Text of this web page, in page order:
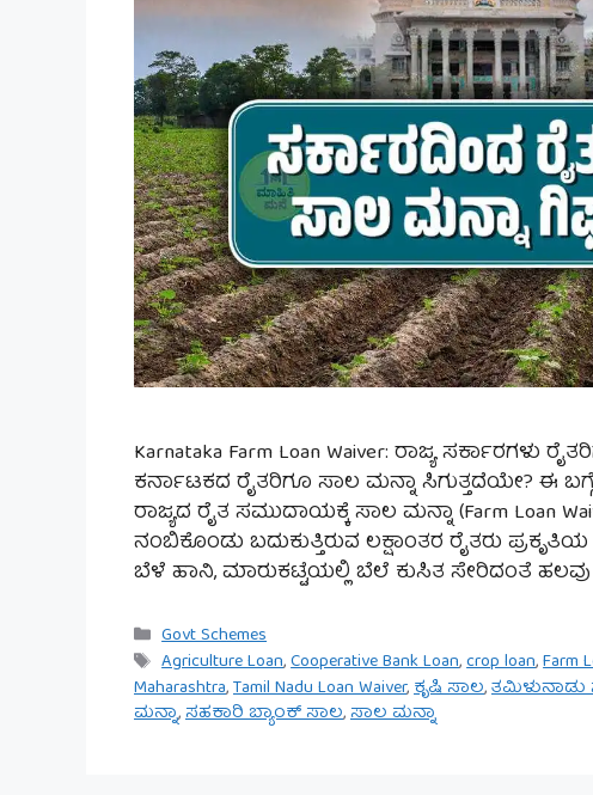
Karnataka Farm Loan Waiver: ರಾಜ್ಯ
ಕರ್ನಾಟಕದ ರೈತರಿಗೂ ಸಾಲ ಮನ್ನಾ ಸಿಗುತ್ತದೆಯೇ? ಈ
ರಾಜ್ಯದ ರೈತ ಸಮುದಾಯಕ್ಕೆ ಸಾಲ ಮನ್ನಾ (Farm Loan
ನಂಬಿಕೊಂಡು ಬದುಕುತ್ತಿರುವ ಲಕ್ಷಾಂತರ ರೈತರು
ಬೆಳೆ ಹಾನಿ, ಮಾರುಕಟ್ಟೆಯಲ್ಲಿ ಬೆಲೆ ಕುಸಿತ ಸೇರಿದಂತೆ
Categories
Govt Schemes
Tags
Agriculture Loan,Cooperative Bank Loan,crop loan,Farm
Maharashtra,Tamil Nadu Loan Waiver,ಕೃಷಿ ಸಾಲ,ತಮಿಳುನಾಡು
ಮನ್ನಾ,ಸಹಕಾರಿ ಬ್ಯಾಂಕ್ ಸಾಲ,ಸಾಲ ಮನ್ನಾ